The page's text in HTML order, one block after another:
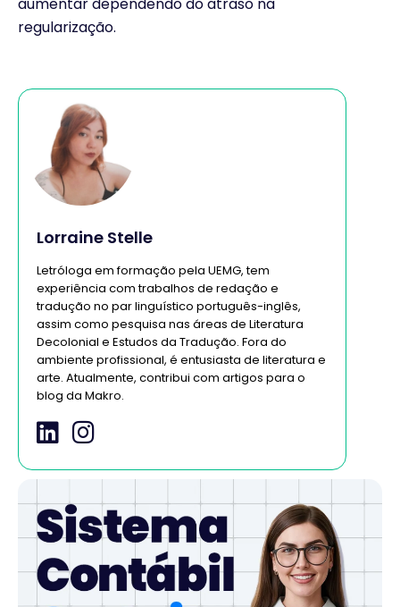
aumentar dependendo do atraso na
regularização.
Lorraine Stelle
Letróloga em formação pela UEMG, tem
experiência com trabalhos de redação e
tradução no par linguístico português-inglês,
assim como pesquisa nas áreas de Literatura
Decolonial e Estudos da Tradução. Fora do
ambiente profissional, é entusiasta de literatura e
arte. Atualmente, contribui com artigos para o
blog da Makro.